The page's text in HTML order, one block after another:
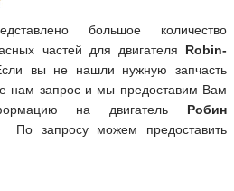
большое количество
частей для двигателя Robin-
вы не нашли нужную запчасть
нам запрос и мы предоставим Вам
на двигатель Робин
По запросу можем предоставить